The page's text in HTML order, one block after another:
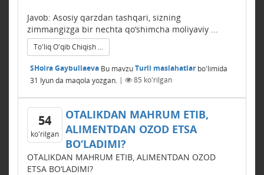
Javob: Asosiy qarzdan tashqari, sizning
zimmangizga bir nechta qo‘shimcha moliyaviy ...
To'liq O'qib Chiqish ...
SHoira Gaybullaeva Bu mavzuTurli maslahatlarbo'limida
31 Iyunda maqola yozgan. | 85 ko'rilgan
54
ko'rilgan
OTALIKDAN MAHRUM ETIB,
ALIMЕNTDAN OZOD ETSA
BO‘LADIMI?
OTALIKDAN MAHRUM ETIB, ALIMЕNTDAN OZOD
ETSA BO‘LADIMI?